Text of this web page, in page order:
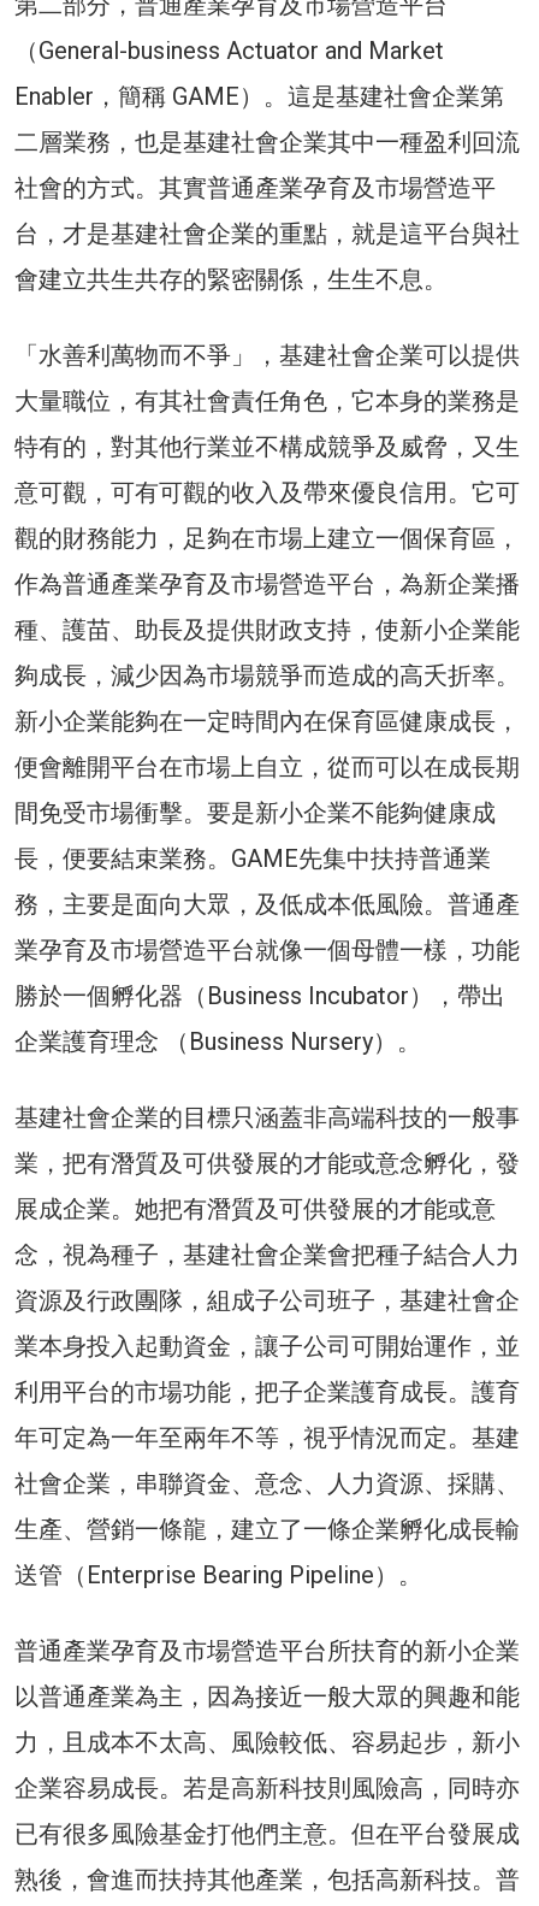
（General-business Actuator and Market
Enabler，簡稱 GAME）。這是基建社會企業第
二層業務，也是基建社會企業其中一種盈利回流
社會的方式。其實普通產業孕育及市場營造平
台，才是基建社會企業的重點，就是這平台與社
會建立共生共存的緊密關係，生生不息。
「水善利萬物而不爭」，基建社會企業可以提供
大量職位，有其社會責任角色，它本身的業務是
特有的，對其他行業並不構成競爭及威脅，又生
意可觀，可有可觀的收入及帶來優良信用。它可
觀的財務能力，足夠在市場上建立一個保育區，
作為普通產業孕育及市場營造平台，為新企業播
種、護苗、助長及提供財政支持，使新小企業能
夠成長，減少因為市場競爭而造成的高夭折率。
新小企業能夠在一定時間內在保育區健康成長，
便會離開平台在市場上自立，從而可以在成長期
間免受市場衝擊。要是新小企業不能夠健康成
長，便要結束業務。GAME先集中扶持普通業
務，主要是面向大眾，及低成本低風險。普通產
業孕育及市場營造平台就像一個母體一樣，功能
勝於一個孵化器（Business Incubator），帶出
企業護育理念 （Business Nursery）。
基建社會企業的目標只涵蓋非高端科技的一般事
業，把有潛質及可供發展的才能或意念孵化，發
展成企業。她把有潛質及可供發展的才能或意
念，視為種子，基建社會企業會把種子結合人力
資源及行政團隊，組成子公司班子，基建社會企
業本身投入起動資金，讓子公司可開始運作，並
利用平台的市場功能，把子企業護育成長。護育
年可定為一年至兩年不等，視乎情況而定。基建
社會企業，串聯資金、意念、人力資源、採購、
生產、營銷一條龍，建立了一條企業孵化成長輸
送管（Enterprise Bearing Pipeline）。
普通產業孕育及市場營造平台所扶育的新小企業
以普通產業為主，因為接近一般大眾的興趣和能
力，且成本不太高、風險較低、容易起步，新小
企業容易成長。若是高新科技則風險高，同時亦
已有很多風險基金打他們主意。但在平台發展成
熟後，會進而扶持其他產業，包括高新科技。普